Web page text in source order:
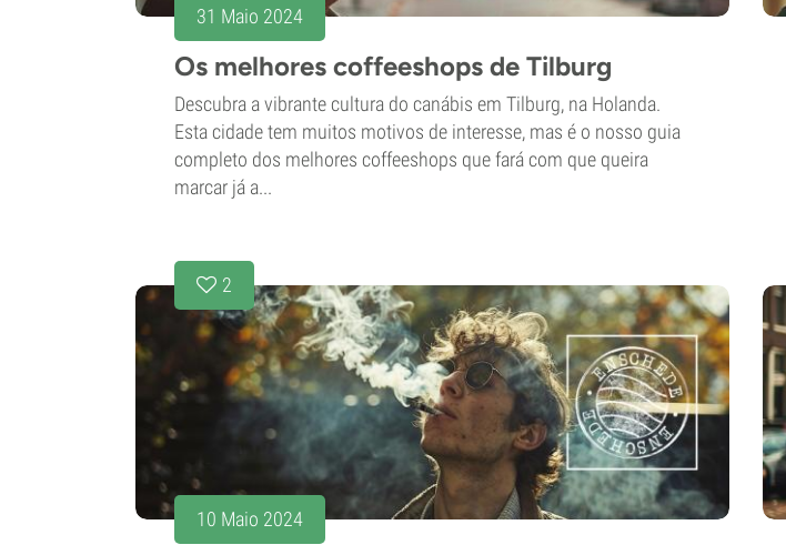
31 Maio 2024
Os melhores coffeeshops de Tilburg
Descubra a vibrante cultura do canábis em Tilburg, na Holanda.
Esta cidade tem muitos motivos de interesse, mas é o nosso guia
completo dos melhores coffeeshops que fará com que queira
marcar já a...
2
10 Maio 2024